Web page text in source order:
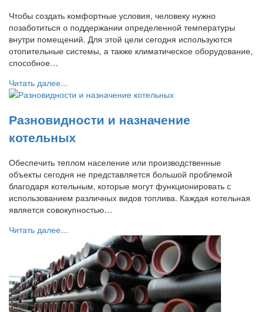
Чтобы создать комфортные условия, человеку нужно
позаботиться о поддержании определенной температуры
внутри помещений. Для этой цели сегодня используются
отопительные системы, а также климатическое оборудование,
способное…
Читать далее...
Разновидности и назначение
котельных
Обеспечить теплом население или производственные
объекты сегодня не представляется большой проблемой
благодаря котельным, которые могут функционировать с
использованием различных видов топлива. Каждая котельная
является совокупностью…
Читать далее...